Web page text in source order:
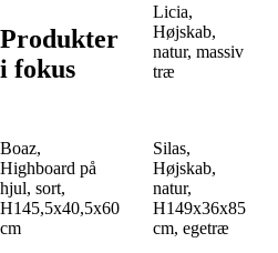
Produkter
i fokus
Licia,
Højskab,
natur, massiv
træ
Boaz,
Highboard på
hjul, sort,
H145,5x40,5x60
cm
Silas,
Højskab,
natur,
H149x36x85
cm, egetræ